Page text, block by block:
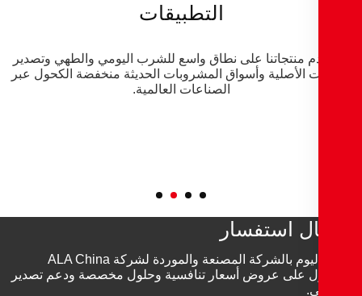
التطبيقات
منتجاتنا على نطاق واسع للشرب اليومي والطهي وتصدير
الأصلية وأسواق المشروبات الحديثة منخفضة الكحول عبر
الصناعات العالمية.
استفسار
اتصل اليوم بالشركة المصنعة والموردة لشركة ALA China
على عروض أسعار تنافسية وحلول مخصصة ودعم تصدير